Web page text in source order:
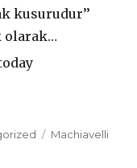
kusurudur’’
olarak…
Etiketler
Machiavelli